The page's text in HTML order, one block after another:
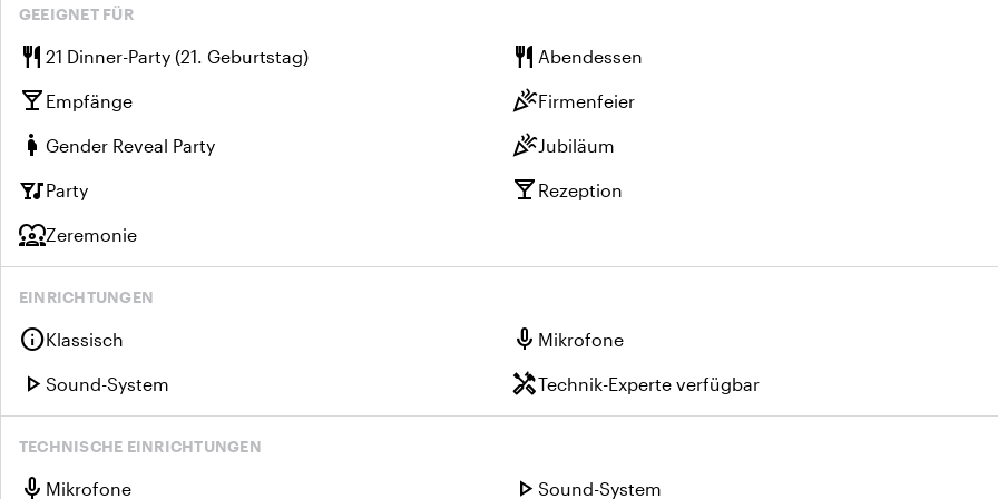
GEEIGNET FÜR
restaurant 21 Dinner-Party (21. Geburtstag) restaurant Abendessen
local_bar Empfänge celebrationFirmenfeier
pregnant_woman Gender Reveal Party celebrationJubiläum
nightlifeParty local_bar Rezeption
diversity_1Zeremonie
EINRICHTUNGEN
infoKlassisch mic Mikrofone
play_arrow Sound-System handymanTechnik-Experte verfügbar
TECHNISCHE EINRICHTUNGEN
mic Mikrofone play_arrow Sound-System